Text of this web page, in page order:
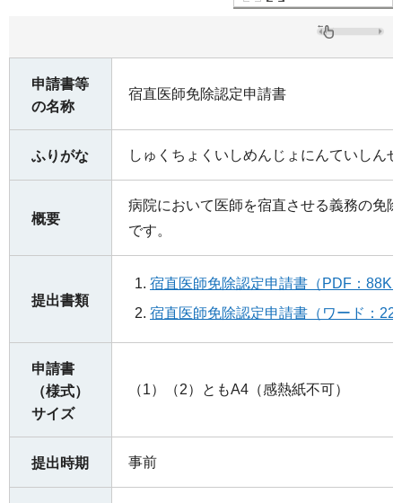
申請書等
の名称
宿直医師免除認定申請書
ふりがな しゅくちょくいしめんじょにんていしん
概要
病院において医師を宿直させる義務の免
です。
提出書類
宿直医師免除認定申請書（PDF：
宿直医師免除認定申請書（ワード：
申請書
（様式）
サイズ
（1）（2）ともA4（感熱紙不可）
提出時期 事前